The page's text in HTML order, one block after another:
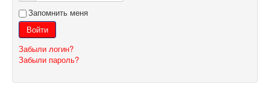
Запомнить меня
Войти
Забыли логин?
Забыли пароль?